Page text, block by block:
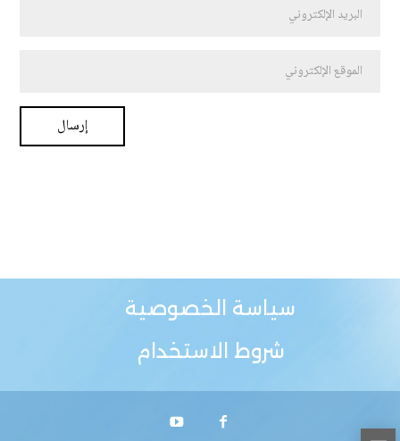
سياسة الخصوصية
شروط الاستخدام